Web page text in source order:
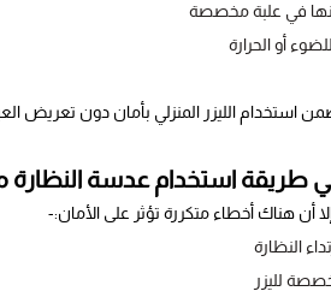
في علبة مخصصة
أو الحرارة
استخدام الليزر المنزلي بأمان دون تعريض
طريقة استخدام عدسة النظارة مع
أن هناك أخطاء متكررة تؤثر على الأمان:-
النظارة
لليزر